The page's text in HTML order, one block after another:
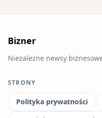
Bizner
Niezależne newsy
STRONY
Polityka prywatności